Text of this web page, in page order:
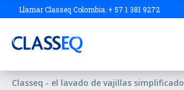
Llamar Classeq Colombia: + 57 1 381 9272
Classeq - el lavado de vajillas simplificado